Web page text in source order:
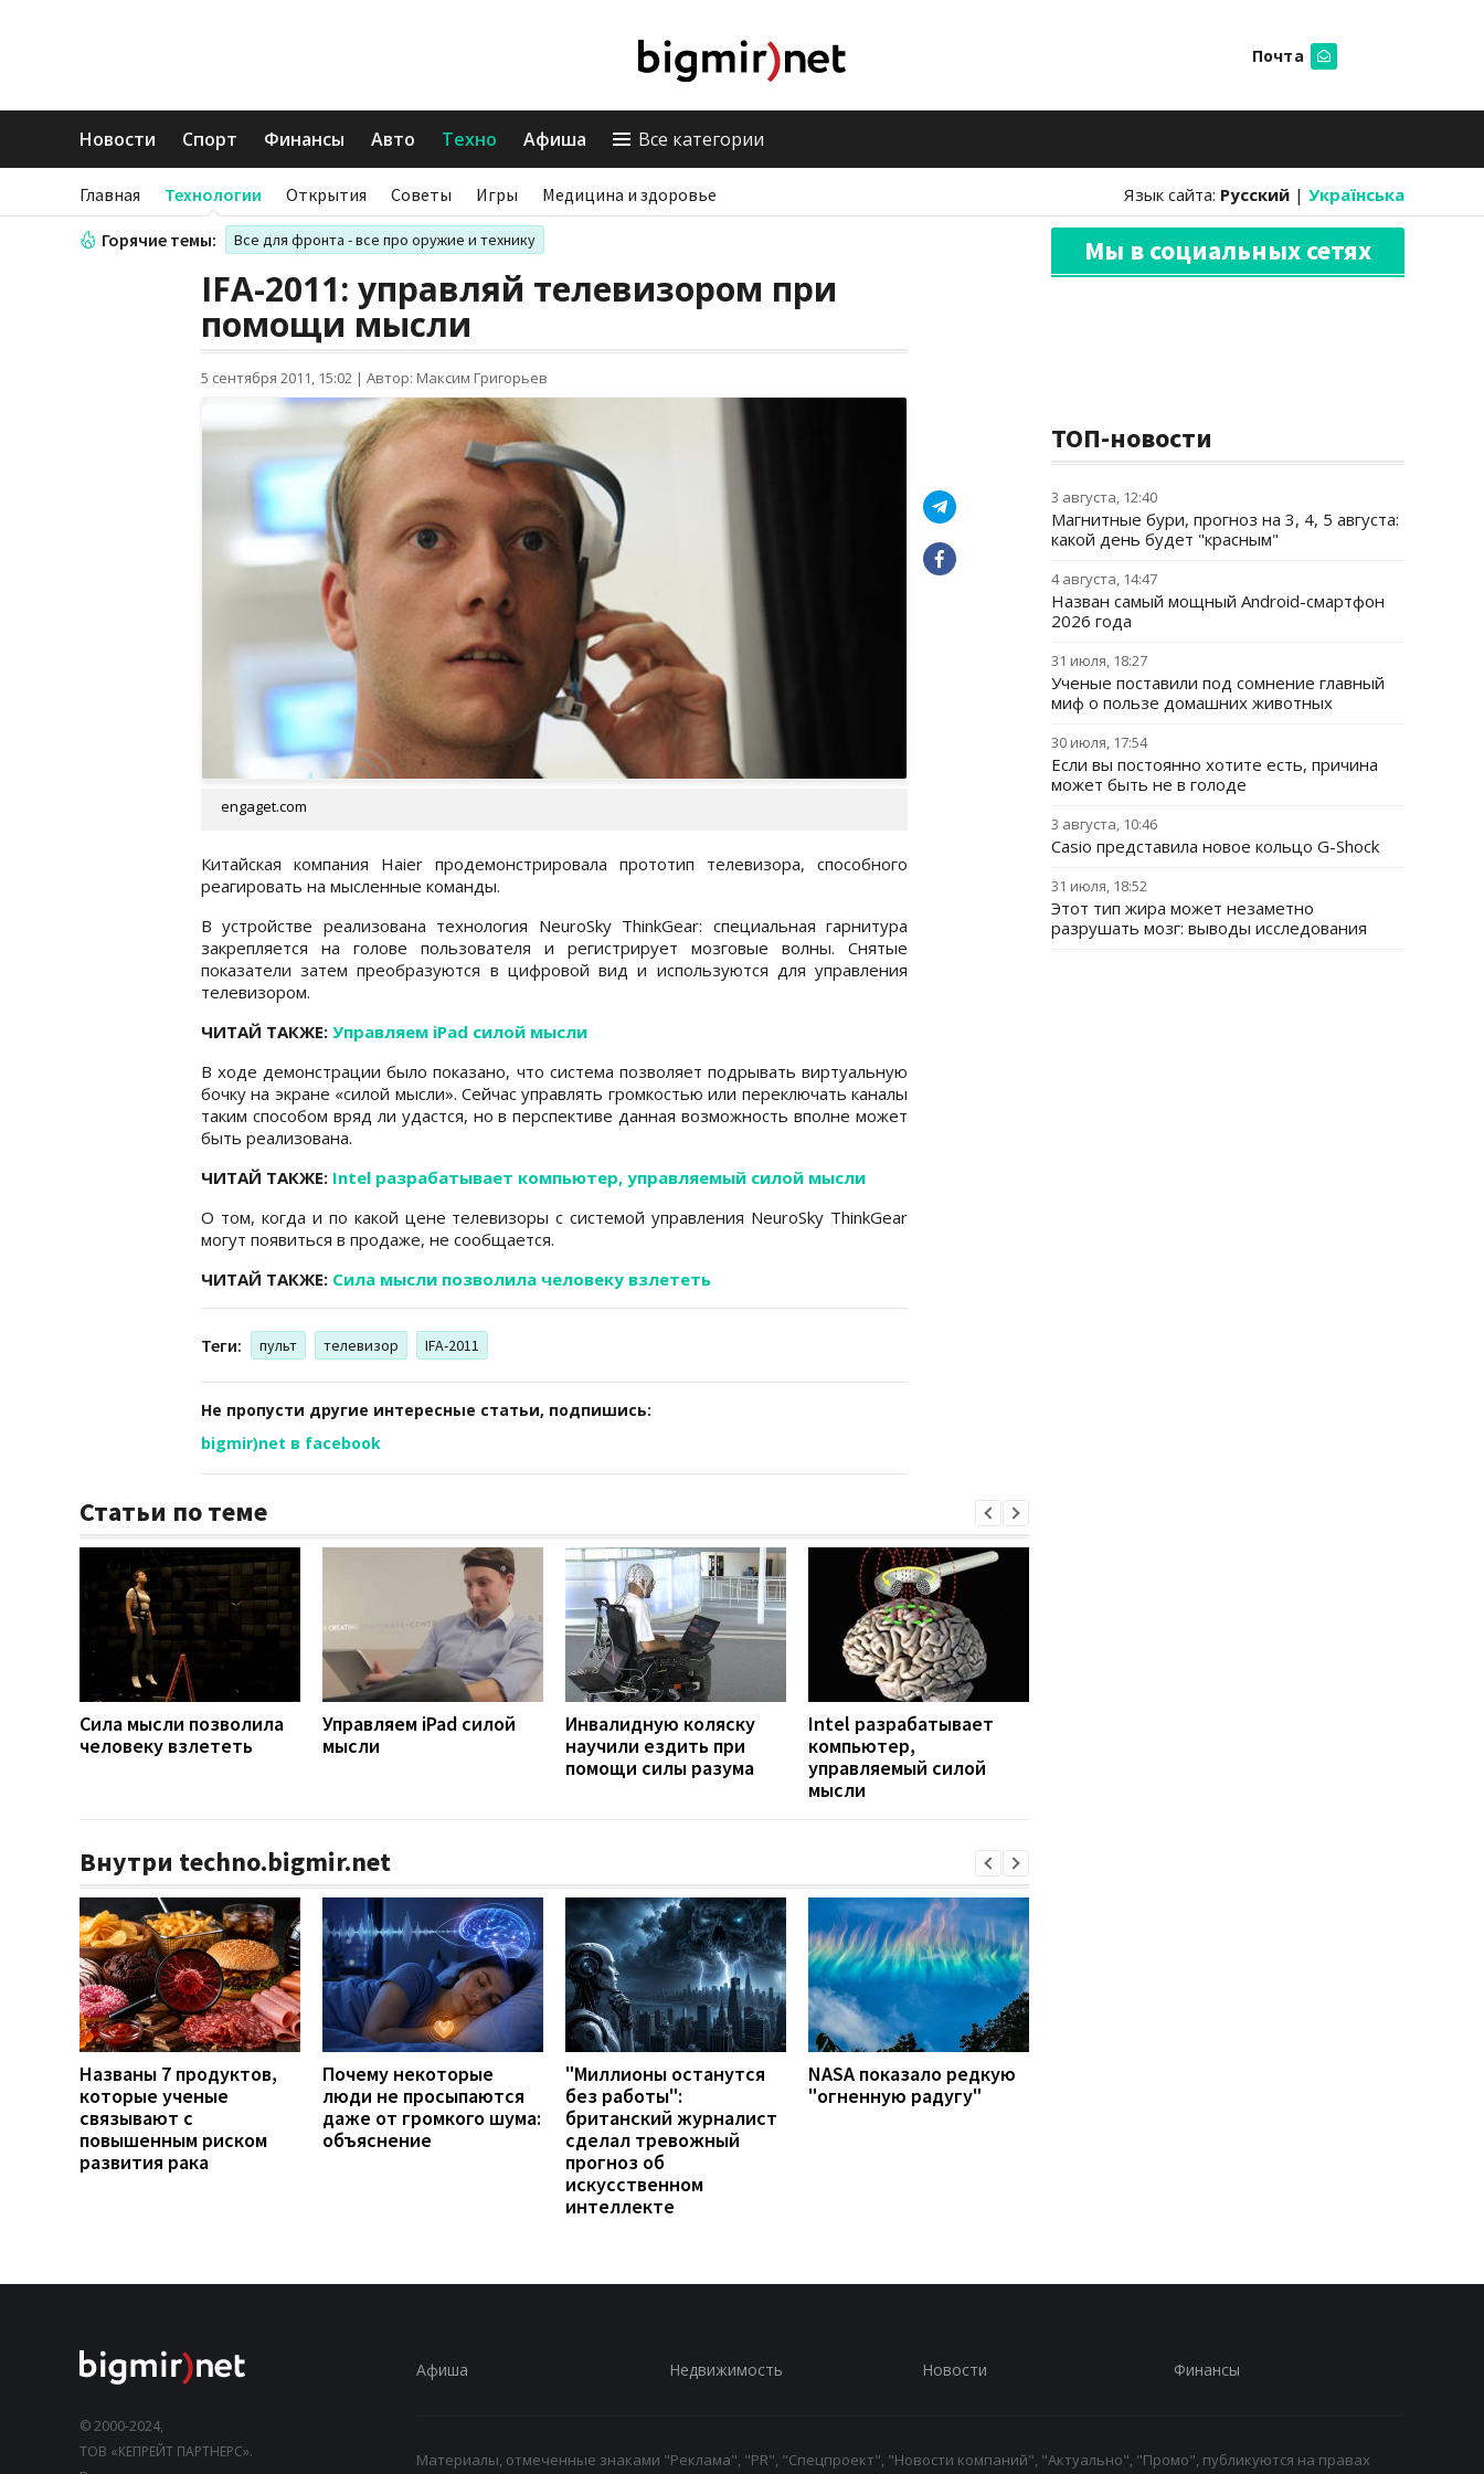
Почта
Новости Спорт Финансы Авто Техно Афиша Все категории
Главная Технологии Открытия Советы Игры Медицина и здоровье Язык сайта: Русский | Українська
Горячие темы: Все для фронта - все про оружие и технику
IFA-2011: управляй телевизором при
помощи мысли
5 сентября 2011, 15:02 | Автор: Максим Григорьев
engaget.com
Китайская компания Haier продемонстрировала прототип телевизора, способного
реагировать на мысленные команды.
В устройстве реализована технология NeuroSky ThinkGear: специальная гарнитура
закрепляется на голове пользователя и регистрирует мозговые волны. Снятые
показатели затем преобразуются в цифровой вид и используются для управления
телевизором.
ЧИТАЙ ТАКЖЕ: Управляем iPad силой мысли
В ходе демонстрации было показано, что система позволяет подрывать виртуальную
бочку на экране «силой мысли». Сейчас управлять громкостью или переключать каналы
таким способом вряд ли удастся, но в перспективе данная возможность вполне может
быть реализована.
ЧИТАЙ ТАКЖЕ: Intel разрабатывает компьютер, управляемый силой мысли
О том, когда и по какой цене телевизоры с системой управления NeuroSky ThinkGear
могут появиться в продаже, не сообщается.
ЧИТАЙ ТАКЖЕ: Сила мысли позволила человеку взлететь
Теги: пульт телевизор IFA-2011
Не пропусти другие интересные статьи, подпишись:
bigmir)net в facebook
Статьи по теме
Сила мысли позволила
человеку взлететь
Управляем iPad силой
мысли
Инвалидную коляску
научили ездить при
помощи силы разума
Intel разрабатывает
компьютер,
управляемый силой
мысли
Внутри techno.bigmir.net
Названы 7 продуктов,
которые ученые
связывают с
повышенным риском
развития рака
Почему некоторые
люди не просыпаются
даже от громкого шума:
объяснение
"Миллионы останутся
без работы":
британский журналист
сделал тревожный
прогноз об
искусственном
интеллекте
NASA показало редкую
"огненную радугу"
Мы в социальных сетях
ТОП-новости
3 августа, 12:40
Магнитные бури, прогноз на 3, 4, 5 августа:
какой день будет "красным"
4 августа, 14:47
Назван самый мощный Android-смартфон
2026 года
31 июля, 18:27
Ученые поставили под сомнение главный
миф о пользе домашних животных
30 июля, 17:54
Если вы постоянно хотите есть, причина
может быть не в голоде
3 августа, 10:46
Casio представила новое кольцо G-Shock
31 июля, 18:52
Этот тип жира может незаметно
разрушать мозг: выводы исследования
© 2000-2024,
ТОВ «КЕПРЕЙТ ПАРТНЕРС».
Афиша Недвижимость Новости Финансы
Материалы, отмеченные знаками "Реклама", "PR", "Спецпроект", "Новости компаний", "Актуально", "Промо", публикуются на правах